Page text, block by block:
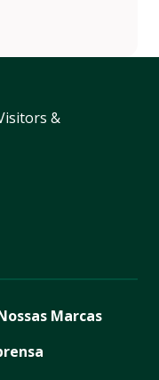
websummit/
websummit
&
Marcas